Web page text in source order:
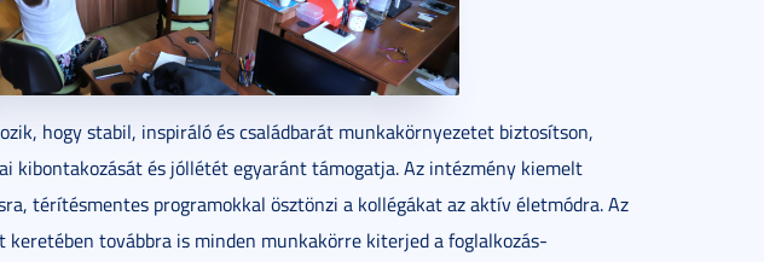
hogy stabil, inspiráló és családbarát munkakörnyezetet biztosítson,
kibontakozását és jóllétét egyaránt támogatja. Az intézmény kiemelt
térítésmentes programokkal ösztönzi a kollégákat az aktív életmódra. Az
keretében továbbra is minden munkakörre kiterjed a foglalkozás-